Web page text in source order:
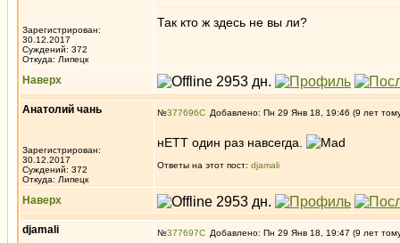
Зарегистрирован:
30.12.2017
Суждений: 372
Откуда: Липецк
Так кто ж здесь не вы ли?
Наверх
Анатолий чань
Зарегистрирован:
30.12.2017
Суждений: 372
Откуда: Липецк
№377696 Добавлено: Пн 29 Янв 18, 19:46 (9 лет
нЕТТ один раз навсегда.
Ответы на этот пост: djamali
Наверх
djamali №377697 Добавлено: Пн 29 Янв 18, 19:47 (9 лет